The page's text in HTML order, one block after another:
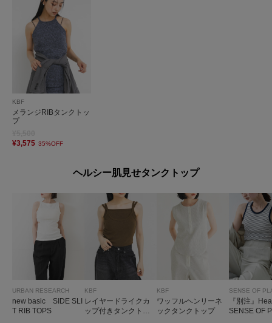
KBF
メランジRIBタンクトッ
プ
¥3,575 35%OFF
ヘルシー肌見せタンクトップ
URBAN RESEARCH
new basic SIDE SLI
T RIB TOPS
KBF
レイヤードライクカ
ップ付きタンクトッ
KBF
ワッフルヘンリーネ
ックタンクトップ
SENSE OF
『別注』
SENSE OF